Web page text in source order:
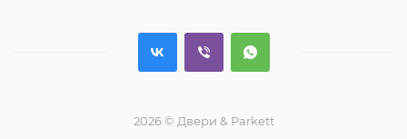
2026 © Двери & Parkett